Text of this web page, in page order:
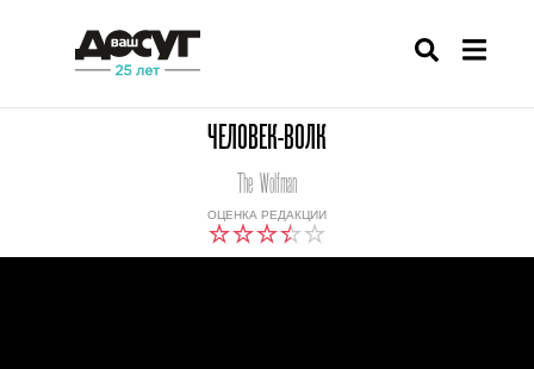
ЧЕЛОВЕК-ВОЛК
ОЦЕНКА РЕДАКЦИИ
The Wolfman